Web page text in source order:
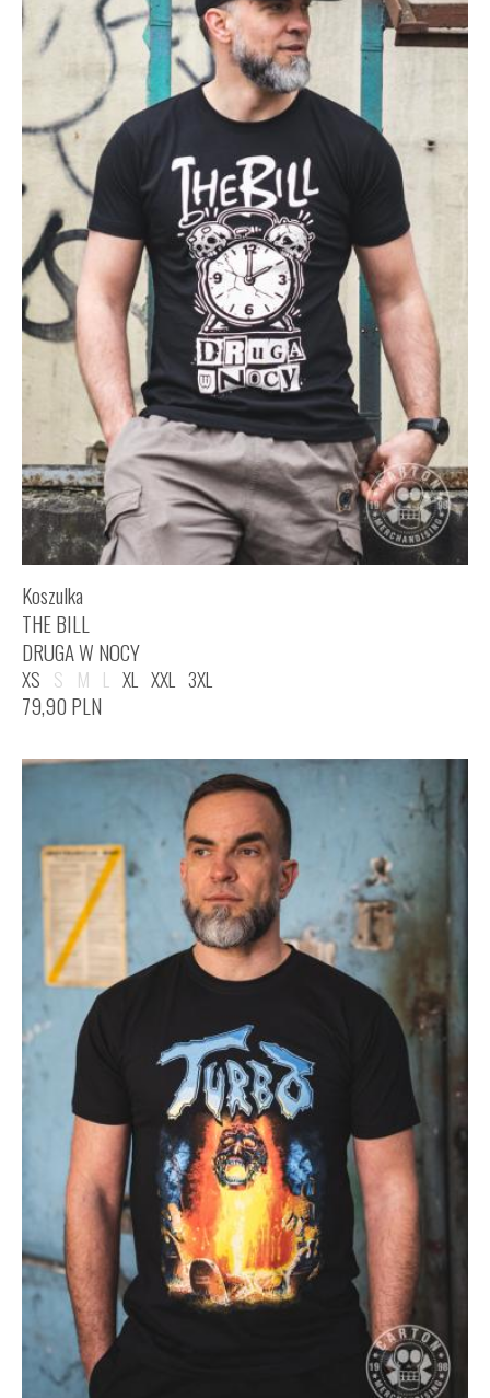
Koszulka
THE BILL
DRUGA W NOCY
XS S M L XL XXL 3XL
79,90 PLN